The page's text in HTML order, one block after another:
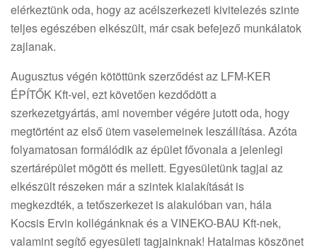
elérkeztünk oda, hogy az acélszerkezeti kivitelezés szinte
teljes egészében elkészült, már csak befejező munkálatok
zajlanak.
Augusztus végén kötöttünk szerződést az LFM-KER
ÉPÍTŐK Kft-vel, ezt követően kezdődött a
szerkezetgyártás, ami november végére jutott oda, hogy
megtörtént az első ütem vaselemeinek leszállítása. Azóta
folyamatosan formálódik az épület fővonala a jelenlegi
szertárépület mögött és mellett. Egyesületünk tagjai az
elkészült részeken már a szintek kialakítását is
megkezdték, a tetőszerkezet is alakulóban van, hála
Kocsis Ervin kollégánknak és a VINEKO-BAU Kft-nek,
valamint segítő egyesületi tagjainknak! Hatalmas köszönet